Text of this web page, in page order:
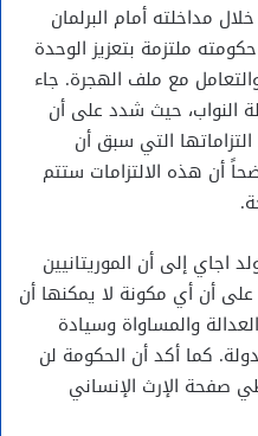
مداخلته أمام البرلمان
ملتزمة بتعزيز الوحدة
مع ملف الهجرة. جاء
النواب، حيث شدد على أن
التي سبق أن
أن هذه الالتزامات ستتم
اجاي إلى أن الموريتانيين
أن أي مكونة لا يمكنها أن
والمساواة وسيادة
كما أكد أن الحكومة لن
الإرث الإنساني